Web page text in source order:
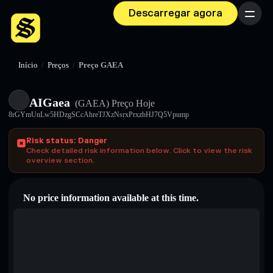
Descarregar agora Menu
Início / Preços / Preço GAEA
AIGaea (GAEA) Preço Hoje
8rGYmUnLw5HDzgSCcAhreTJXzNsrxPrxzbHJ7Q5Vpump
Risk status: Danger
Check detailed risk information below. Click to view the risk
overview section.
No price information available at this time.